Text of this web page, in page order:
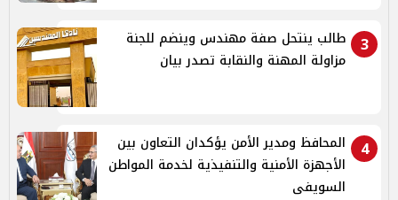
3
طالب ينتحل صفة مهندس وينضم للجنة
مزاولة المهنة والنقابة تصدر بيان
4
المحافظ ومدير الأمن يؤكدان التعاون بين
الأجهزة الأمنية والتنفيذية لخدمة المواطن
السويفى